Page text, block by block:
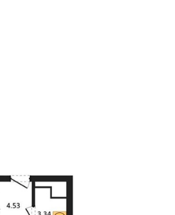
ул., д. 35с